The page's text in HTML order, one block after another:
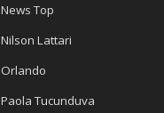
News Top
Nilson Lattari
Orlando
Paola Tucunduva